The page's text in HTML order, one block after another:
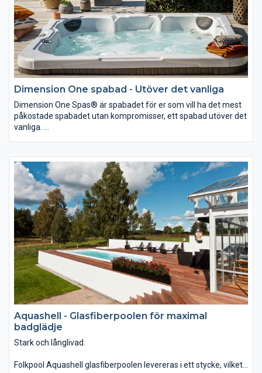
Dimension One spabad - Utöver det vanliga
Dimension One Spas® är spabadet för er som vill ha det mest
påkostade spabadet utan kompromisser, ett spabad utöver det
vanliga.
utvecklingen när det gäller ergonomi och funktioner. Med flest
patent i branschen hittar du bättre lösningar för rening och
massage
Aquashell - Glasfiberpoolen för maximal
badglädje
Stark och långlivad.
Folkpool Aquashell glasfiberpoolen levereras i ett stycke, vilket